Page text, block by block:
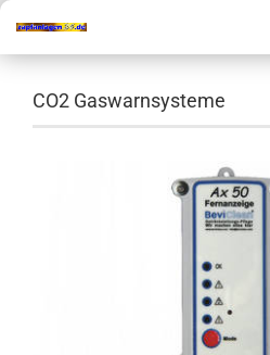
CO2 Gaswarnsysteme